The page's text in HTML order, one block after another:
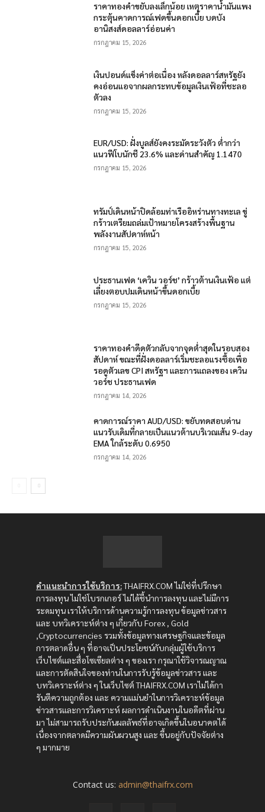
ราคาทองคำขยับลงเล็กน้อย เหตุราคาน้ำมันแพง
กระตุ้นคาดการณ์เฟดขึ้นดอกเบี้ย บดบัง
อานิสงส์ดอลลาร์อ่อนค่า
กรกฎาคม 15, 2026
เงินปอนด์แข็งค่าต่อเนื่อง หลังดอลลาร์สหรัฐยัง
คงอ่อนแอจากผลกระทบข้อมูลเงินเฟ้อที่ชะลอ
ตัวลง
กรกฎาคม 15, 2026
EUR/USD: ฝั่งบูลส์ยังคงระมัดระวังตัว ต่ำกว่า
แนวฟีโบนักชี 23.6% และด่านสำคัญ 1.1470
กรกฎาคม 15, 2026
ทรัมป์เดินหน้าปิดล้อมท่าเรืออิหร่านทางทะเล ขู่
กร้าวเตรียมถล่มเป้าหมายโครงสร้างพื้นฐาน
พลังงานสัปดาห์หน้า
กรกฎาคม 15, 2026
ประธานเฟด ‘เควิน วอร์ช’ กร้าวต้านเงินเฟ้อ แต่
เลี่ยงตอบปมเดินหน้าขึ้นดอกเบี้ย
กรกฎาคม 15, 2026
ราคาทองคำดีดตัวกลับจากจุดต่ำสุดในรอบสอง
สัปดาห์ ขณะที่ฝั่งดอลลาร์เริ่มชะลอแรงซื้อเพื่อ
รอดูตัวเลข CPI สหรัฐฯ และการแถลงของ เควิน
วอร์ช ประธานเฟด
กรกฎาคม 14, 2026
คาดการณ์ราคา AUD/USD: ขยับทดสอบด่าน
แนวรับเดิมที่กลายเป็นแนวต้านบริเวณเส้น 9-day
EMA ใกล้ระดับ 0.6950
กรกฎาคม 14, 2026
คำแนะนำการใช้บริการ:THAIFRX.COM ไม่ใช่ที่ปรึกษา
การลงทุน ไม่ใช่โบรกเกอร์ ไม่ได้ชี้นำการลงทุน และไม่มีการ
ระดมทุน เราให้บริการด้านความรู้การลงทุน ข้อมูลข่าวสาร
และ บทวิเคราะห์ต่าง ๆ เกี่ยวกับ Forex , Gold
,Cryptocurrencies รวมทั้งข้อมูลทางเศรษฐกิจและข้อมูล
การตลาดอื่น ๆ ที่อาจเป็นประโยชน์กับกลุ่มผู้ใช้บริการ
เว็บไซต์และสื่อโซเซียลต่าง ๆ ของเรา กรุณาใช้วิจารณญาณ
และการตัดสินใจของท่านในการรับรู้ข้อมูลข่าวสาร และ
บทวิเคราะห์ต่าง ๆ ในเว็บไซต์ THAIFRX.COM เราไม่ได้กา
รันตีความถูกต้อง และ ความแม่นยำในการวิเคราะห์ข้อมูล
ข่าวสารและการวิเคราะห์ ผลการดำเนินงานในอดีตที่ผ่าน
มา ไม่สามารถรับประกันผลลัพธ์ที่อาจเกิดขึ้นในอนาคตได้
เนื่องจากตลาดมีความผันผวนสูง และ ขึ้นอยู่กับปัจจัยต่าง
ๆ มากมาย
Contact us: admin@thaifrx.com